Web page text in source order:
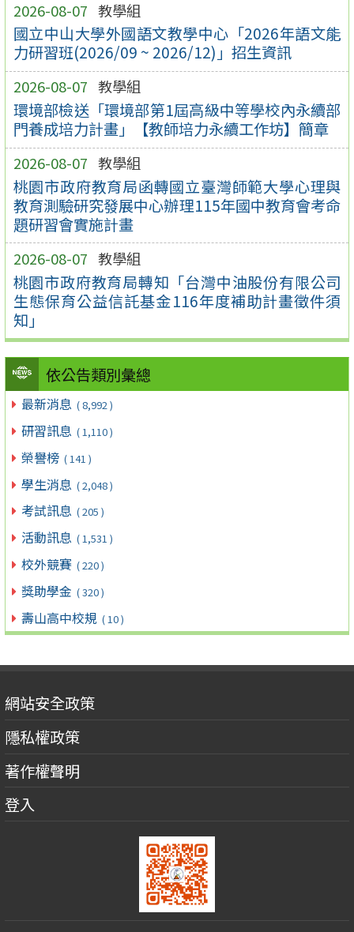
2026-08-07 教學組
國立中山大學外國語文教學中心「2026年語文能
力研習班(2026/09 ~ 2026/12)」招生資訊
2026-08-07 教學組
環境部檢送「環境部第1屆高級中等學校內永續部
門養成培力計畫」【教師培力永續工作坊】簡章
2026-08-07 教學組
桃園市政府教育局函轉國立臺灣師範大學心理與
教育測驗研究發展中心辦理115年國中教育會考命
題研習會實施計畫
2026-08-07 教學組
桃園市政府教育局轉知「台灣中油股份有限公司
生態保育公益信託基金116年度補助計畫徵件須
知」
依公告類別彙總
最新消息 ( 8,992 )
研習訊息 ( 1,110 )
榮譽榜 ( 141 )
學生消息 ( 2,048 )
考試訊息 ( 205 )
活動訊息 ( 1,531 )
校外競賽 ( 220 )
獎助學金 ( 320 )
壽山高中校規 ( 10 )
網站安全政策
隱私權政策
著作權聲明
登入